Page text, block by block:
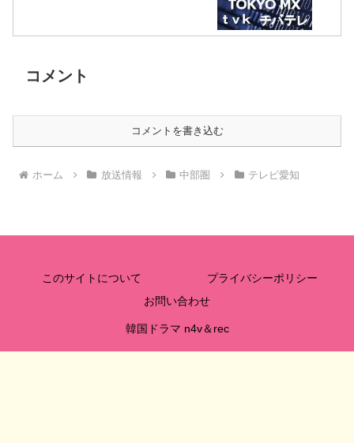
コメント
コメントを書き込む
ホーム 放送情報 中部圏 テレビ愛知
このサイトについて
プライバシーポリシー
お問い合わせ
韓国ドラマ n4v＆rec